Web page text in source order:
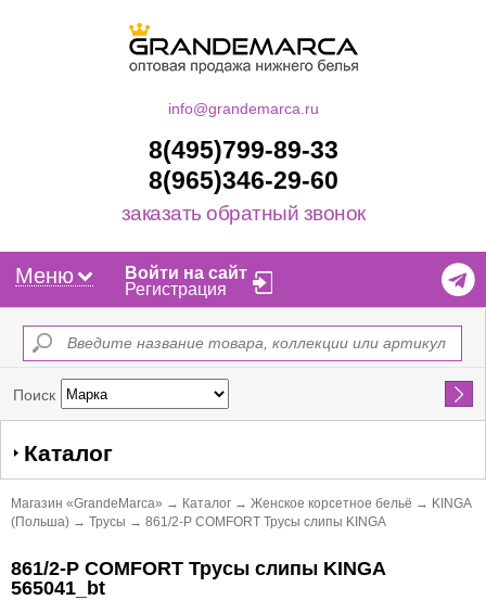
info@grandemarca.ru
8(495)799-89-33
8(965)346-29-60
заказать обратный звонок
Меню
Войти на сайт
Регистрация
Поиск Найти
Каталог
Магазин «GrandeMarca» → Каталог → Женское корсетное бельё → KINGA
(Польша) → Трусы → 861/2-P COMFORT Трусы слипы KINGA
861/2-P COMFORT Трусы слипы KINGA
565041_bt